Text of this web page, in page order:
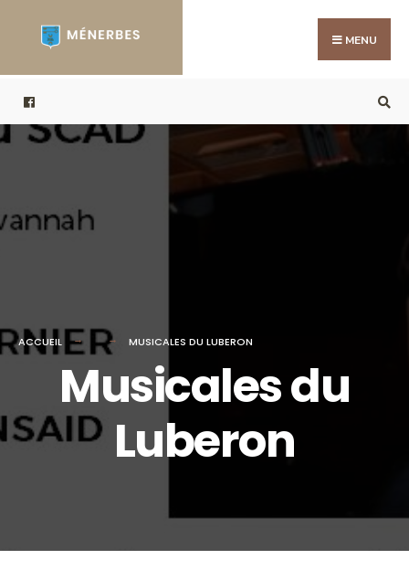
MENU
ACCUEIL MUSICALES DU LUBERON
Musicales du
Luberon
for: